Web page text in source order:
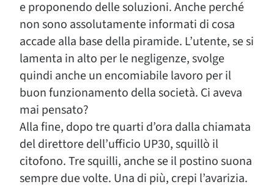
e proponendo delle soluzioni. Anche perché
non sono assolutamente informati di cosa
accade alla base della piramide. L’utente, se si
lamenta in alto per le negligenze, svolge
quindi anche un encomiabile lavoro per il
buon funzionamento della società. Ci aveva
mai pensato?
Alla fine, dopo tre quarti d’ora dalla chiamata
del direttore dell’ufficio UP30, squillò il
citofono. Tre squilli, anche se il postino suona
sempre due volte. Una di più, crepi l’avarizia.